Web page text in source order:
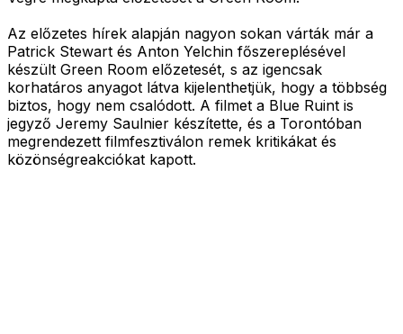
Az előzetes hírek alapján nagyon sokan várták már a
Patrick Stewart és Anton Yelchin főszereplésével
készült Green Room előzetesét, s az igencsak
korhatáros anyagot látva kijelenthetjük, hogy a többség
biztos, hogy nem csalódott. A filmet a Blue Ruint is
jegyző Jeremy Saulnier készítette, és a Torontóban
megrendezett filmfesztiválon remek kritikákat és
közönségreakciókat kapott.